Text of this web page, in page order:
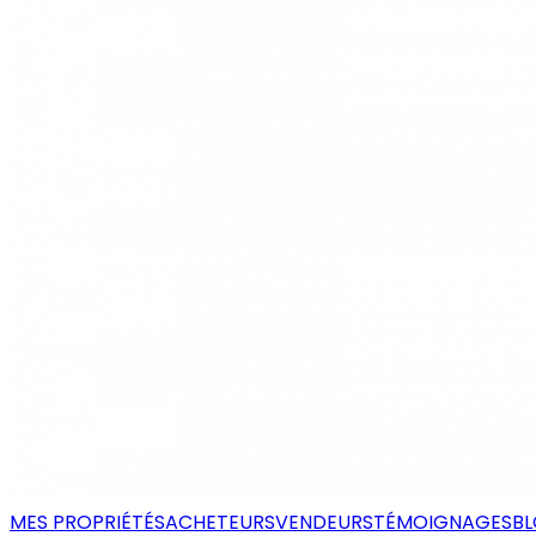
MES PROPRIÉTÉSACHETEURSVENDEURSTÉMOIGNAGES